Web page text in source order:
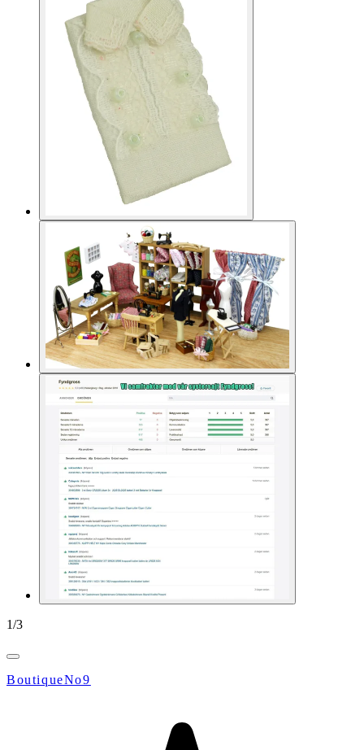
1/3
BoutiqueNo9